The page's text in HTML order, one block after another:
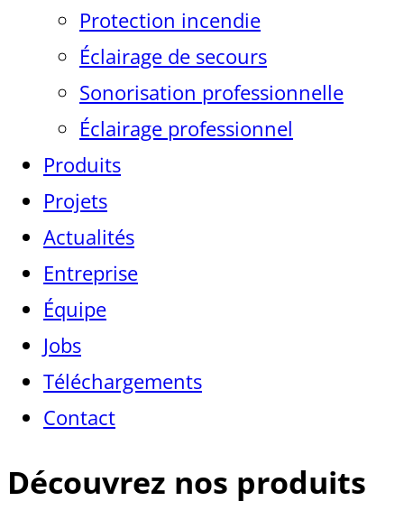
Protection incendie
Éclairage de secours
Sonorisation professionnelle
Éclairage professionnel
Produits
Projets
Actualités
Entreprise
Équipe
Jobs
Téléchargements
Contact
Découvrez nos produits